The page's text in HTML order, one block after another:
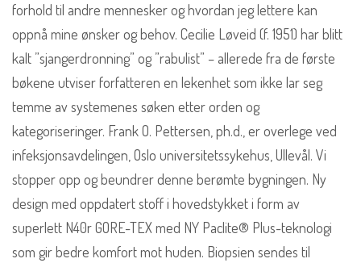
forhold til andre mennesker og hvordan jeg lettere kan
oppnå mine ønsker og behov. Cecilie Løveid (f. 1951) har blitt
kalt ”sjangerdronning” og ”rabulist” – allerede fra de første
bøkene utviser forfatteren en lekenhet som ikke lar seg
temme av systemenes søken etter orden og
kategoriseringer. Frank O. Pettersen, ph.d., er overlege ved
infeksjonsavdelingen, Oslo universitetssykehus, Ullevål. Vi
stopper opp og beundrer denne berømte bygningen. Ny
design med oppdatert stoff i hovedstykket i form av
superlett N40r GORE-TEX med NY Paclite® Plus-teknologi
som gir bedre komfort mot huden. Biopsien sendes til